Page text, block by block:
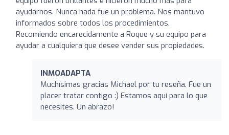
ayudarnos. Nunca nada fue un problema. Nos mantuvo
informados sobre todos los procedimientos.
Recomiendo encarecidamente a Roque y su equipo para
ayudar a cualquiera que desee vender sus propiedades.
INMOADAPTA
Muchísimas gracias Michael por tu reseña. Fue un
placer tratar contigo :) Estamos aquí para lo que
necesites. Un abrazo!